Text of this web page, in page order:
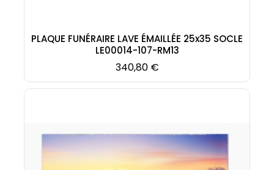
PLAQUE FUNÉRAIRE LAVE ÉMAILLÉE 25x35 SOCLE
LE00014-107-RM13
Prix
340,80 €